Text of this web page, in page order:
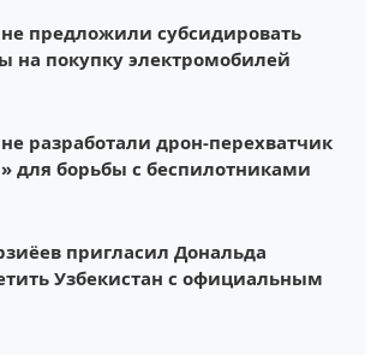
предложили субсидировать
на покупку электромобилей
разработали дрон-перехватчик
для борьбы с беспилотниками
пригласил Дональда
Узбекистан с официальным